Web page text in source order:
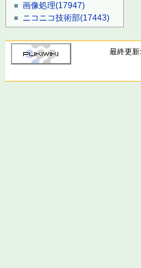
画像処理(17947)
ニコニコ技術部(17443)
最終更